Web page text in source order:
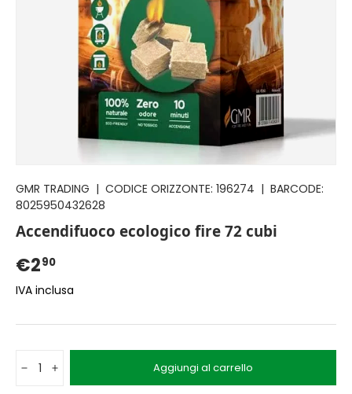
GMR TRADING | CODICE ORIZZONTE: 196274 | BARCODE:
8025950432628
Accendifuoco ecologico fire 72 cubi
€290
IVA inclusa
-
+ Aggiungi al carrello